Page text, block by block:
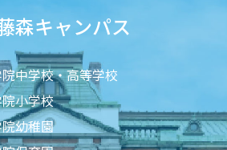
森キャンパス
中学校・高等学校
小学校
幼稚園